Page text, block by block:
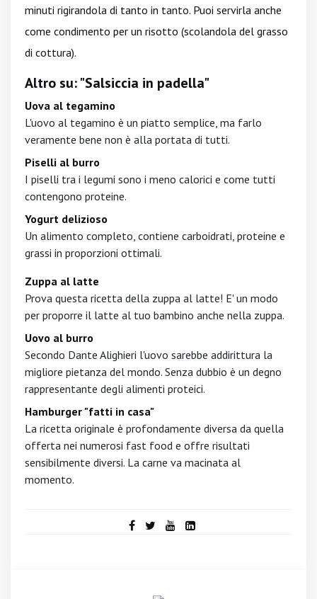
minuti rigirandola di tanto in tanto. Puoi servirla anche
come condimento per un risotto (scolandola del grasso
di cottura).
Altro su: "Salsiccia in padella"
Uova al tegamino
L'uovo al tegamino è un piatto semplice, ma farlo
veramente bene non è alla portata di tutti.
Piselli al burro
I piselli tra i legumi sono i meno calorici e come tutti
contengono proteine.
Yogurt delizioso
Un alimento completo, contiene carboidrati, proteine e
grassi in proporzioni ottimali.
Zuppa al latte
Prova questa ricetta della zuppa al latte! E' un modo
per proporre il latte al tuo bambino anche nella zuppa.
Uovo al burro
Secondo Dante Alighieri l'uovo sarebbe addirittura la
migliore pietanza del mondo. Senza dubbio è un degno
rappresentante degli alimenti proteici.
Hamburger "fatti in casa"
La ricetta originale è profondamente diversa da quella
offerta nei numerosi fast food e offre risultati
sensibilmente diversi. La carne va macinata al
momento.